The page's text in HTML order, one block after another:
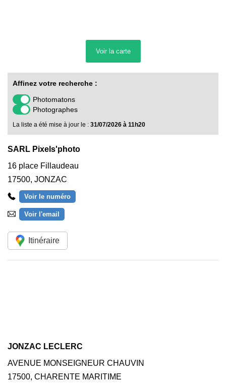
Voir la carte
Affinez votre recherche :
Photomatons
Photographes
La liste a été mise à jour le : 31/07/2026 à 11h20
SARL Pixels'photo
16 place Fillaudeau
17500, JONZAC
Voir le numéro
Voir l'email
Itinéraire
JONZAC LECLERC
AVENUE MONSEIGNEUR CHAUVIN
17500, CHARENTE MARITIME